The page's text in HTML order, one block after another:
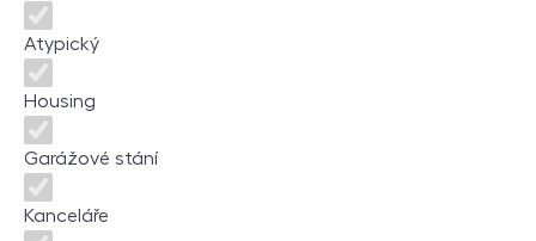
Atypický
Housing
Garážové stání
Kanceláře